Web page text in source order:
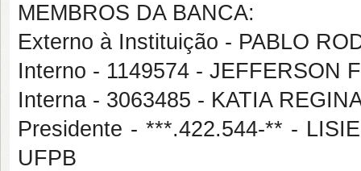
MEMBROS DA BANCA:
Externo à Instituição - PABLO
Interno - 1149574 - JEFFERSON
Interna - 3063485 - KATIA
Presidente - ***.422.544-** -
UFPB